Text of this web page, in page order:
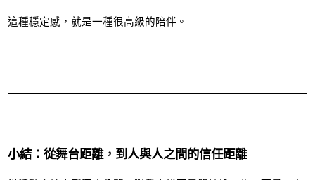
這種穩定感，就是一種很高級的陪伴。
小結：從舞台距離，到人與人之間的信任距離